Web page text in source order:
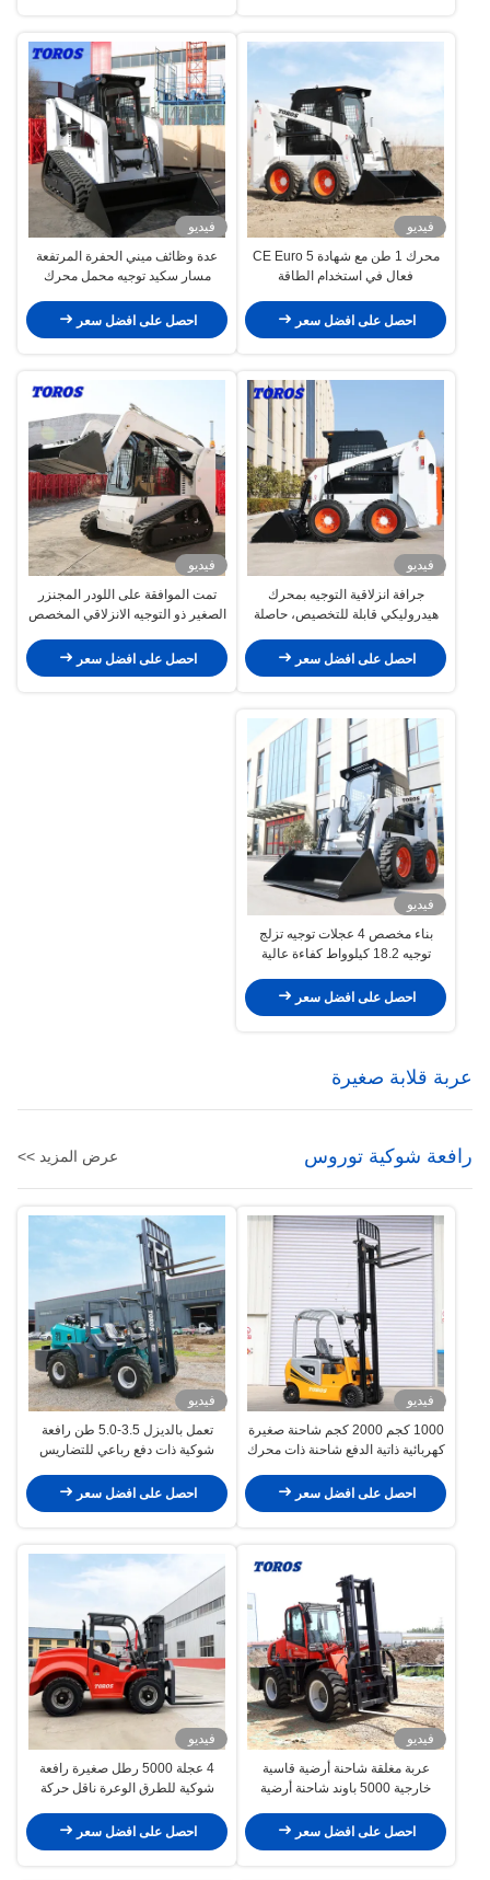
فيديو
محرك 1 طن مع شهادة CE Euro 5
فعال في استخدام الطاقة
احصل على افضل سعر
فيديو
عدة وظائف ميني الحفرة المرتفعة
مسار سكيد توجيه محمل محرك
احصل على افضل سعر
فيديو
جرافة انزلاقية التوجيه بمحرك
هيدروليكي قابلة للتخصيص، حاصلة
احصل على افضل سعر
فيديو
تمت الموافقة على اللودر المجنزر
الصغير ذو التوجيه الانزلاقي المخصص
احصل على افضل سعر
فيديو
بناء مخصص 4 عجلات توجيه تزلج
توجيه 18.2 كيلوواط كفاءة عالية
احصل على افضل سعر
عربة قلابة صغيرة
رافعة شوكية توروس عرض المزيد >>
فيديو
1000 كجم 2000 كجم شاحنة صغيرة
كهربائية ذاتية الدفع شاحنة ذات محرك
احصل على افضل سعر
فيديو
تعمل بالديزل 3.5-5.0 طن رافعة
شوكية ذات دفع رباعي للتضاريس
احصل على افضل سعر
فيديو
عربة مغلقة شاحنة أرضية قاسية
خارجية 5000 باوند شاحنة أرضية
احصل على افضل سعر
فيديو
4 عجلة 5000 رطل صغيرة رافعة
شوكية للطرق الوعرة ناقل حركة
احصل على افضل سعر